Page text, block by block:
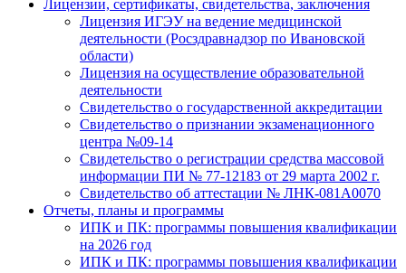
Лицензии, сертификаты, свидетельства, заключения
Лицензия ИГЭУ на ведение медицинской
деятельности (Росздравнадзор по Ивановской
области)
Лицензия на осуществление образовательной
деятельности
Свидетельство о государственной аккредитации
Свидетельство о признании экзаменационного
центра №09-14
Свидетельство о регистрации средства массовой
информации ПИ № 77-12183 от 29 марта 2002 г.
Свидетельство об аттестации № ЛНК-081А0070
Отчеты, планы и программы
ИПК и ПК: программы повышения квалификации
на 2026 год
ИПК и ПК: программы повышения квалификации